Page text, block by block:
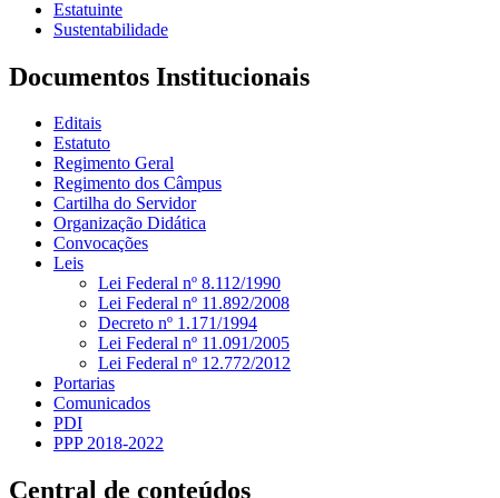
Estatuinte
Sustentabilidade
Documentos Institucionais
Editais
Estatuto
Regimento Geral
Regimento dos Câmpus
Cartilha do Servidor
Organização Didática
Convocações
Leis
Lei Federal nº 8.112/1990
Lei Federal nº 11.892/2008
Decreto nº 1.171/1994
Lei Federal nº 11.091/2005
Lei Federal nº 12.772/2012
Portarias
Comunicados
PDI
PPP 2018-2022
Central de conteúdos